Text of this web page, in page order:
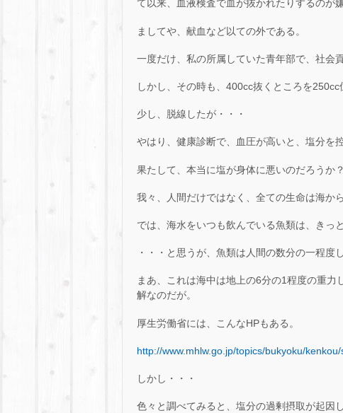
て以来、血液検査で血が抜かれたりするのが
ましてや、献血など以ての外である。
一度だけ、私の所属していた青年部で、社会
しかし、その時も、400cc抜くところを250cc
少し、脱線したが・・・
やはり、健康診断で、血圧が高いと、塩分を
果たして、本当に塩が身体に悪いのだろうか？
我々、人間だけではなく、全ての生命は海か
では、海水をいつも飲んでいる魚類は、きっ
・・・と思うが、魚類は人間の数分の一程度
まあ、これは海中は地上の6分の1程度の重
解なのだが。
厚生労働省には、こんなHPもある。
http://www.mhlw.go.jp/topics/bukyoku/
しかし・・・
色々と調べてみると、塩分の過剰摂取が起因